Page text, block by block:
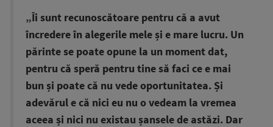
„Îi sunt recunoscătoare pentru că a avut
încredere în alegerile mele și e mare lucru. Un
părinte se poate opune la un moment dat,
pentru că speră pentru tine să faci ce e mai
bun și poate că nu vede oportunitatea. Și
adevărul e că nici eu nu o vedeam la vremea
aceea și nici nu existau șansele de astăzi. Dar